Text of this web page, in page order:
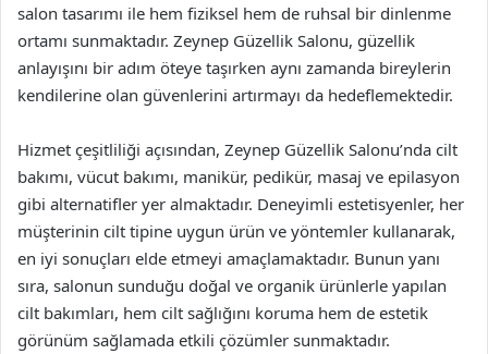
salon tasarımı ile hem fiziksel hem de ruhsal bir dinlenme
ortamı sunmaktadır. Zeynep Güzellik Salonu, güzellik
anlayışını bir adım öteye taşırken aynı zamanda bireylerin
kendilerine olan güvenlerini artırmayı da hedeflemektedir.
Hizmet çeşitliliği açısından, Zeynep Güzellik Salonu’nda cilt
bakımı, vücut bakımı, manikür, pedikür, masaj ve epilasyon
gibi alternatifler yer almaktadır. Deneyimli estetisyenler, her
müşterinin cilt tipine uygun ürün ve yöntemler kullanarak,
en iyi sonuçları elde etmeyi amaçlamaktadır. Bunun yanı
sıra, salonun sunduğu doğal ve organik ürünlerle yapılan
cilt bakımları, hem cilt sağlığını koruma hem de estetik
görünüm sağlamada etkili çözümler sunmaktadır.